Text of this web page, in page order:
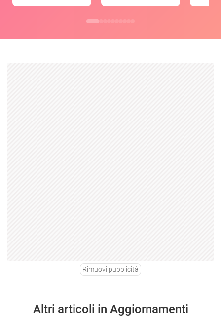
Rimuovi pubblicità
Altri articoli in Aggiornamenti